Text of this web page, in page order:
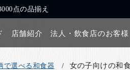
点の品揃え
店舗紹介 法人・飲食店のお客様
で選べる和食器 女の子向けの和